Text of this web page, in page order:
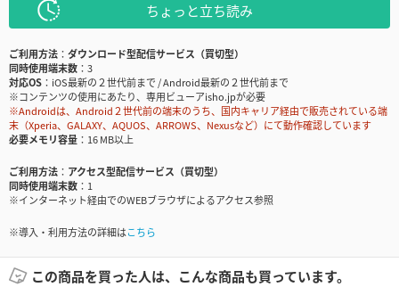
ちょっと立ち読み
ご利用方法
ダウンロード型配信サービス（買切型）
同時使用端末数
3
対応OS
iOS最新の２世代前まで / Android最新の２世代前まで
※コンテンツの使用にあたり、専用ビューアisho.jpが必要
※Androidは、Android２世代前の端末のうち、国内キャリア経由で販売されている端
末（Xperia、GALAXY、AQUOS、ARROWS、Nexusなど）にて動作確認しています
必要メモリ容量
16 MB以上
ご利用方法
アクセス型配信サービス（買切型）
同時使用端末数
1
※インターネット経由でのWEBブラウザによるアクセス参照
※導入・利用方法の詳細はこちら
この商品を買った人は、こんな商品も買っています。